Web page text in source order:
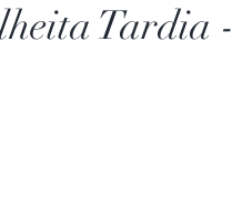
Tardia -